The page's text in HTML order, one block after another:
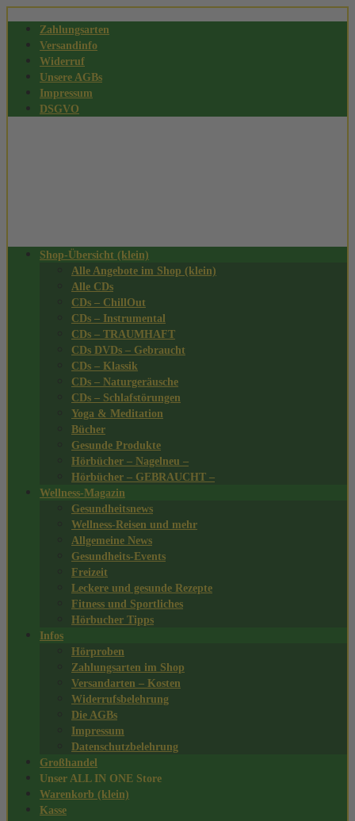
Zahlungsarten
Versandinfo
Widerruf
Unsere AGBs
Impressum
DSGVO
Shop-Übersicht (klein)
Alle Angebote im Shop (klein)
Alle CDs
CDs – ChillOut
CDs – Instrumental
CDs – TRAUMHAFT
CDs DVDs – Gebraucht
CDs – Klassik
CDs – Naturgeräusche
CDs – Schlafstörungen
Yoga & Meditation
Bücher
Gesunde Produkte
Hörbücher – Nagelneu –
Hörbücher – GEBRAUCHT –
Wellness-Magazin
Gesundheitsnews
Wellness-Reisen und mehr
Allgemeine News
Gesundheits-Events
Freizeit
Leckere und gesunde Rezepte
Fitness und Sportliches
Hörbucher Tipps
Infos
Hörproben
Zahlungsarten im Shop
Versandarten – Kosten
Widerrufsbelehrung
Die AGBs
Impressum
Datenschutzbelehrung
Großhandel
Unser ALL IN ONE Store
Warenkorb (klein)
Kasse